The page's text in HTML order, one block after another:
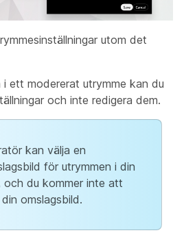
utom det
i ett modererat utrymme kan du
och inte redigera dem.
kan välja en
för utrymmen i din
och du kommer inte att
omslagsbild.